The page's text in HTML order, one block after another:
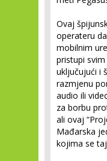
Ovaj
operateru
mobilnim
pristupi
uključujući i
razmjenu
audio ili
za borbu
ali ovaj
Mađarska
kojima se